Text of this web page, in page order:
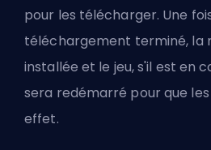
pour les télécharger. Une
téléchargement terminé, la
installée et le jeu, s'il est en
sera redémarré pour que
effet.